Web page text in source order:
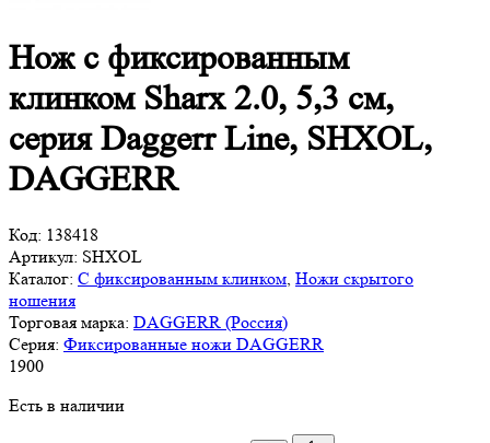
Нож с фиксированным
клинком Sharx 2.0, 5,3 см,
серия Daggerr Line, SHXOL,
DAGGERR
Код: 138418
Артикул: SHXOL
Каталог: С фиксированным клинком Ножи скрытого
ношения
Торговая марка: DAGGERR (Россия)
Серия: Фиксированные ножи DAGGERR
1900
Есть в наличии